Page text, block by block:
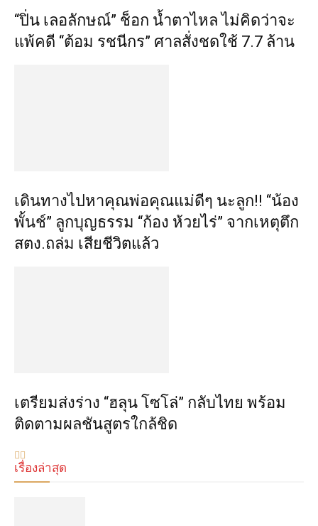
“ปิ่น เลอลักษณ์” ช็อก น้ำตาไหล ไม่คิดว่าจะ
แพ้คดี “ต้อม รชนีกร” ศาลสั่งชดใช้ 7.7 ล้าน
เดินทางไปหาคุณพ่อคุณแม่ดีๆ นะลูก!! “น้อง
พั้นช์” ลูกบุญธรรม “ก้อง ห้วยไร่” จากเหตุตึก
สตง.ถล่ม เสียชีวิตแล้ว
เตรียมส่งร่าง “ฮลุน โซโล่” กลับไทย พร้อม
ติดตามผลชันสูตรใกล้ชิด
เรื่องล่าสุด